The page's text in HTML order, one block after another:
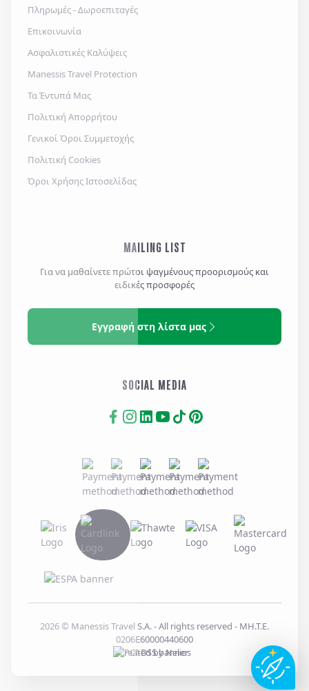
Πληρωμές - Δωροεπιταγές
Επικοινωνία
Ασφαλιστικές Καλύψεις
Manessis Travel Protection
Τα Έντυπά Μας
Πολιτική Απορρήτου
Γενικοί Όροι Συμμετοχής
Πολιτική Cookies
Όροι Χρήσης Ιστοσελίδας
MAILING LIST
Για να μαθαίνετε πρώτοι ψαγμένους προορισμούς και
ειδικές προσφορές
Εγγραφή στη λίστα μας
SOCIAL MEDIA
2026© Manessis Travel S.A. - All rights reserved - MH.T.E.
0206E60000440600
Created byNelios